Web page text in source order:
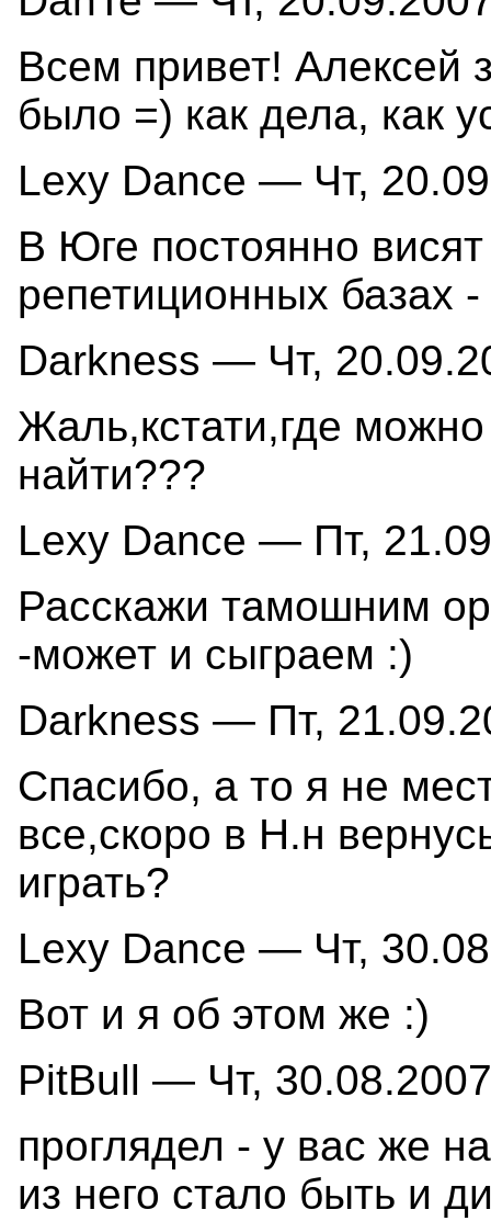
Всем привет! Алексей
было =) как дела, как
Lexy Dance — Чт,
В Юге постоянно
репетиционных базах
Darkness — Чт,
Жаль,кстати,где
найти???
Lexy Dance — Пт,
Расскажи тамошним
-может и сыграем :)
Darkness — Пт,
Спасибо, а то я не
все,скоро в Н.н
играть?
Lexy Dance — Чт,
Вот и я об этом же :)
PitBull — Чт,
проглядел - у вас же
из него стало быть и